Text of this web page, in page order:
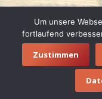
© 2016 vino e
Um unsere
fortlaufend
Zustimmen